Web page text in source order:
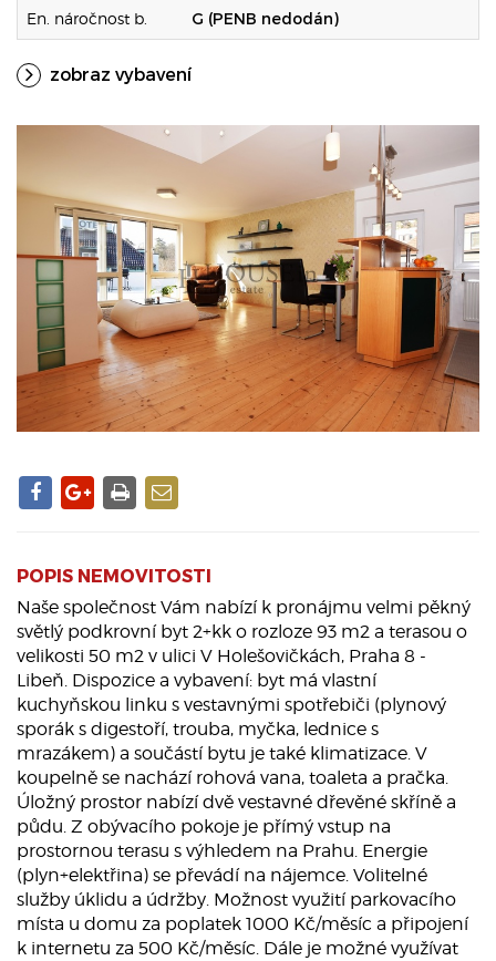
En. náročnost b. G (PENB nedodán)
zobraz vybavení
POPIS NEMOVITOSTI
Naše společnost Vám nabízí k pronájmu velmi pěkný
světlý podkrovní byt 2+kk o rozloze 93 m2 a terasou o
velikosti 50 m2 v ulici V Holešovičkách, Praha 8 -
Libeň. Dispozice a vybavení: byt má vlastní
kuchyňskou linku s vestavnými spotřebiči (plynový
sporák s digestoří, trouba, myčka, lednice s
mrazákem) a součástí bytu je také klimatizace. V
koupelně se nachází rohová vana, toaleta a pračka.
Úložný prostor nabízí dvě vestavné dřevěné skříně a
půdu. Z obývacího pokoje je přímý vstup na
prostornou terasu s výhledem na Prahu. Energie
(plyn+elektřina) se převádí na nájemce. Volitelné
služby úklidu a údržby. Možnost využití parkovacího
místa u domu za poplatek 1000 Kč/měsíc a připojení
k internetu za 500 Kč/měsíc. Dále je možné využívat